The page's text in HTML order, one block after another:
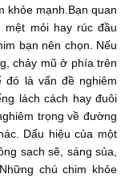
khỏe mạnh.Bạn quan
mỏi hay rúc đầu
bạn nên chọn. Nếu
chảy mũ ở phía trên
đó là vấn đề nghiêm
lách cách hay đuôi
trọng về đường
Dấu hiệu của một
sạch sẽ, sáng sủa,
chú chim khỏe